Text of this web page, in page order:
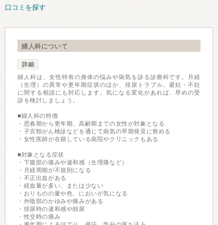
口コミを探す
婦人科について
詳細
婦人科は、女性特有の身体の悩みや病気を診る診療科です。月経
（生理）の異常や更年期症状のほか、排尿トラブル、避妊・不妊
に関する相談にも対応します。気になる変化があれば、早めの受
診を検討しましょう。
■婦人科の特徴
・思春期から更年期、高齢期までの女性が対象となる
・子宮頸がん検診などを通じて病気の早期発見に努める
・女性医師が在籍している病院やクリニックもある
■対象となる症状
・下腹部の痛みや違和感（生理痛など）
・月経周期が不規則になる
・不正出血がある
・経血量が多い、または少ない
・おりものの量や色、においが気になる
・外陰部のかゆみや痛みがある
・排尿時の違和感や頻尿
・性交時の痛み